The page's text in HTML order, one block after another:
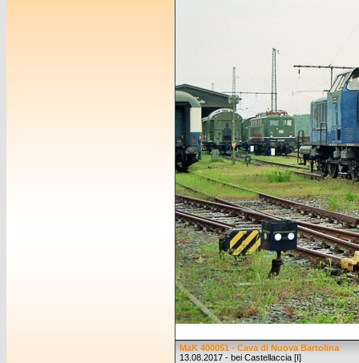
MaK 400051 - Cava di Nuova Bartolina
13.08.2017 - bei Castellaccia [I]